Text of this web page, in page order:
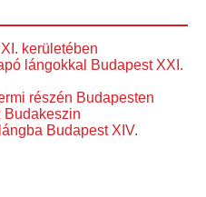
kerületében
lángokkal Budapest XXI.
részén Budapesten
Budakeszin
Budapest XIV.